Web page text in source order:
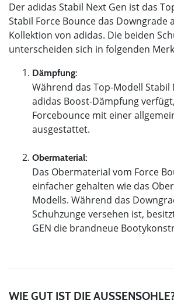
Der adidas Stabil Next Gen ist das
Stabil Force Bounce das Downgrade
Kollektion von adidas. Die beiden
unterscheiden sich in folgenden
Dämpfung:
Während das Top-Modell Stabil
adidas Boost-Dämpfung
Forcebounce mit einer
ausgestattet.
Obermaterial:
Das Obermaterial vom Force
einfacher gehalten wie das
Modells. Während das
Schuhzunge versehen ist,
GEN die brandneue
WIE GUT IST DIE AUSSENSOHLE?